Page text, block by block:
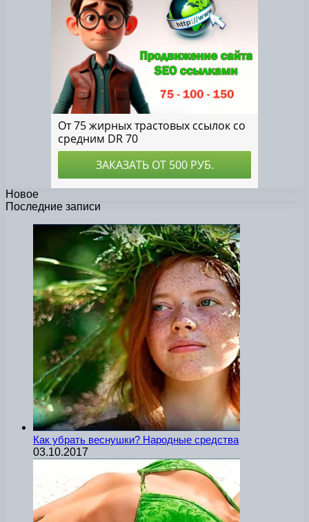
Новое
Последние записи
Как убрать веснушки? Народные средства
03.10.2017